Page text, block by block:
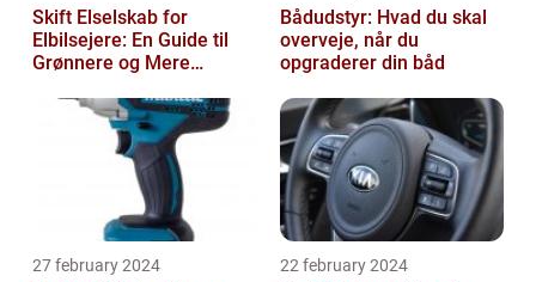
Skift Elselskab for
Elbilsejere: En Guide til
Grønnere og Mere
Bådudstyr: Hvad du skal
overveje, når du
opgraderer din båd
27 february 2024 22 february 2024